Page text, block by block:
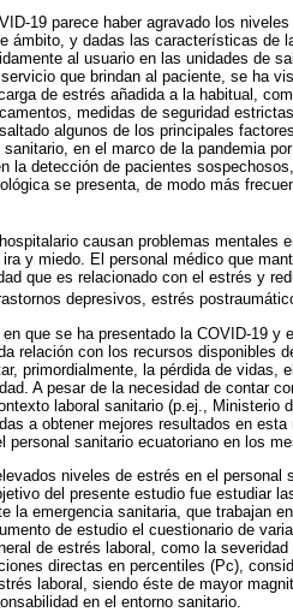
19 parece haber agravado los
ámbito, y dadas las características de
al usuario en las unidades de
que brindan al paciente, se ha
de estrés añadida a la habitual,
medidas de seguridad
algunos de los principales
en el marco de la pandemia
la detección de pacientes
se presenta, de modo más
causan problemas mentales
y miedo. El personal médico que
que es relacionado con el estrés y
depresivos, estrés
que se ha presentado la COVID-19 y
relación con los recursos disponibles
primordialmente, la pérdida de vidas,
A pesar de la necesidad de contar
laboral sanitario (p.ej., Ministerio
a obtener mejores resultados en
personal sanitario ecuatoriano en los
niveles de estrés en el
del presente estudio fue estudiar
la emergencia sanitaria, que trabajan
de estudio el cuestionario de
de estrés laboral, como la
directas en percentiles (Pc),
laboral, siendo éste de mayor
en el entorno sanitario.